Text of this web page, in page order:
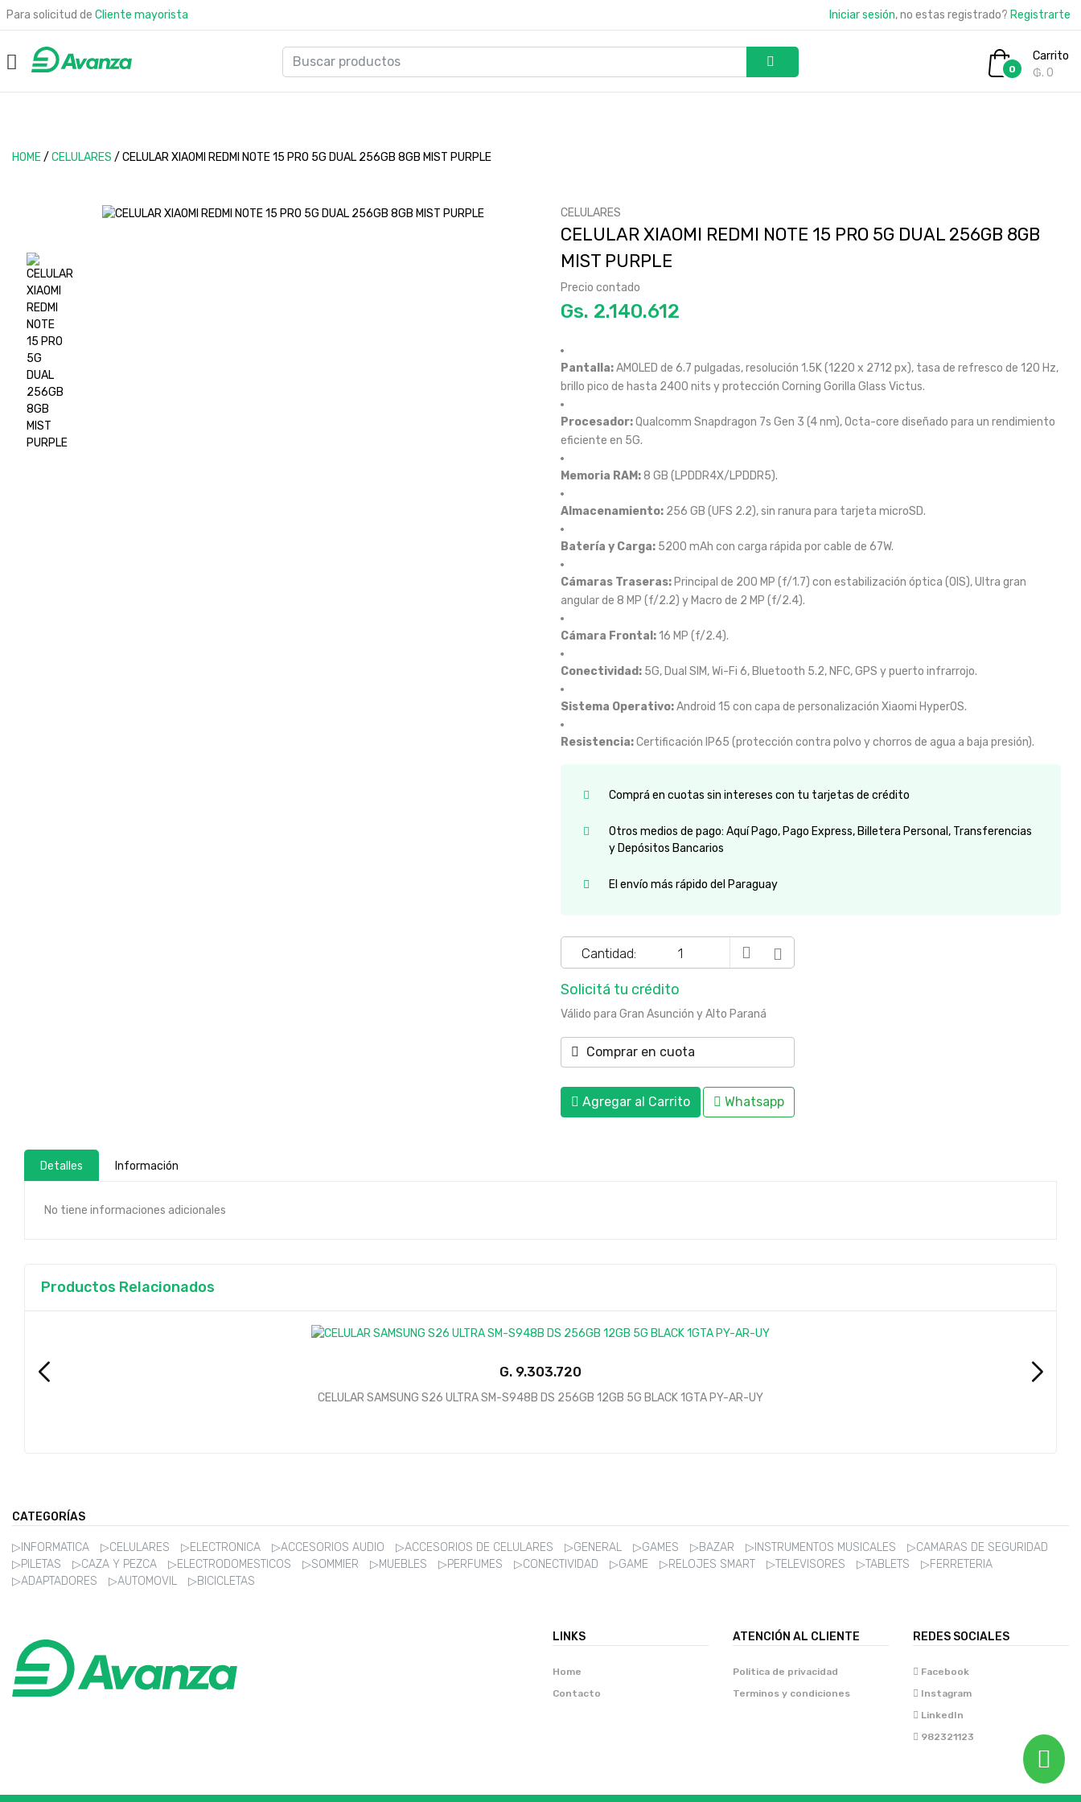
Para solicitud de Cliente mayorista Iniciar sesión, no estas registrado? Registrarte
0
Carrito
₲. 0
HOME/ CELULARES / CELULAR XIAOMI REDMI NOTE 15 PRO 5G DUAL 256GB 8GB MIST PURPLE
CELULARES
CELULAR XIAOMI REDMI NOTE 15 PRO 5G DUAL 256GB 8GB
MIST PURPLE
Precio contado
Gs.
Pantalla:AMOLED de 6.7 pulgadas, resolución 1.5K (1220 x 2712 px), tasa de refresco de 120 Hz,
brillo pico de hasta 2400 nits y protección Corning Gorilla Glass Victus.
Procesador:Qualcomm Snapdragon 7s Gen 3 (4 nm), Octa-core diseñado para un rendimiento
eficiente en 5G.
Memoria RAM:8 GB (LPDDR4X/LPDDR5).
Almacenamiento: 256 GB (UFS 2.2), sin ranura para tarjeta microSD.
Batería y Carga: 5200 mAh con carga rápida por cable de 67W.
Cámaras Traseras: Principal de 200 MP (f/1.7) con estabilización óptica (OIS), Ultra gran
angular de 8 MP (f/2.2) y Macro de 2 MP (f/2.4).
Cámara Frontal:16 MP (f/2.4).
Conectividad: 5G, Dual SIM, Wi-Fi 6, Bluetooth 5.2, NFC, GPS y puerto infrarrojo.
Sistema Operativo:Android 15 con capa de personalización Xiaomi HyperOS.
Resistencia:Certificación IP65 (protección contra polvo y chorros de agua a baja presión).
Comprá en cuotas sin intereses con tu tarjetas de crédito
Otros medios de pago: Aquí Pago, Pago Express, Billetera Personal, Transferencias
y Depósitos Bancarios
El envío más rápido del Paraguay
Cantidad:
Solicitá tu crédito
Válido para Gran Asunción y Alto Paraná
Comprar en cuota
Agregar al Carrito Whatsapp
Detalles Información
No tiene informaciones adicionales
Productos Relacionados
G. 9.303.720
CELULAR SAMSUNG S26 ULTRA SM-S948B DS 256GB 12GB 5G BLACK 1GTA PY-AR-UY
CATEGORÍAS
▷INFORMATICA ▷CELULARES ▷ELECTRONICA ▷ACCESORIOS AUDIO ▷ACCESORIOS DE CELULARES ▷GENERAL ▷GAMES ▷BAZAR ▷INSTRUMENTOS MUSICALES
▷CAMARAS DE SEGURIDAD
▷PILETAS
▷CAZA Y PEZCA ▷ELECTRODOMESTICOS ▷SOMMIER ▷MUEBLES ▷PERFUMES ▷CONECTIVIDAD ▷GAME ▷RELOJES SMART ▷TELEVISORES ▷TABLETS
▷FERRETERIA
▷ADAPTADORES
▷AUTOMOVIL ▷BICICLETAS
LINKS
Home
Contacto
ATENCIÓN AL CLIENTE
Politica de privacidad
Terminos y condiciones
REDES SOCIALES
Facebook
Instagram
LinkedIn
982321123